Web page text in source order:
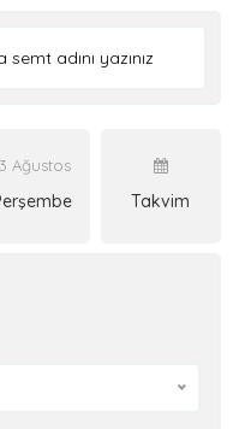
Ağustos
Takvim